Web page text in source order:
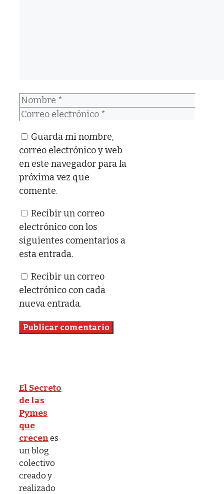
Nombre
Correo
Guarda mi nombre,
correo electrónico y web
en este navegador para la
próxima vez que
comente.
Recibir un correo
electrónico con los
siguientes comentarios a
esta entrada.
Recibir un correo
electrónico con cada
nueva entrada.
El Secreto
de las
Pymes
que
crecenes
un blog
colectivo
creado y
realizado